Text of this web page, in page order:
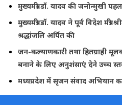
मुख्यमंत्री डॉ. यादव की जनोन्मुखी पहल
मुख्यमंत्री डॉ. यादव ने पूर्व विदेश
श्रद्धांजलि अर्पित की
जन-कल्याणकारी तथा हितग्राही
बनाने के लिए अनुशंसाएं देने उच्च
मध्यप्रदेश में सृजन संवाद अभियान